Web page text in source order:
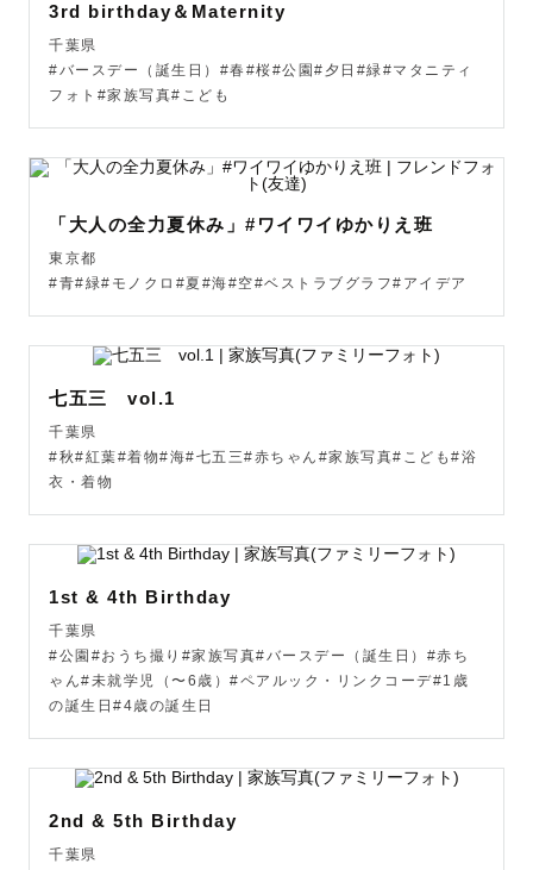
【写真に込める想い💌】
私自身写真を通して、
『この時こんな話をして笑ったっけ』
『この時こうだったよね』など
些細な出来事まで鮮明に覚えていたり、
たった１枚の写真を通してこんなにも懐かしさや出来事を
回想できること、
それが形に残って未来までずっと続くことがすごく素敵な
ことだと思っています。
写真を通してこんなにも目の前の出来事が、
大切な人が、過ごした時間が、色が、匂いが、
かけがえのないものなんだと。
将来見返した時に価値がまた上がります。
皆さんにとって大切な人と過ごした
この日の思い出が将来改めて見返した時に
「幸せ」と「笑顔」と言う名の
そんな気持ちを込めて撮影をしています...🌸
3rd birthday＆Maternity
千葉県
#バースデー（誕生日）#春#桜#公園#夕日#緑#マタニティ
フォト#家族写真#こども
「大人の全力夏休み」#ワイワイゆかりえ班
東京都
#青#緑#モノクロ#夏#海#空#ベストラブグラフ#アイデア
七五三 vol.1
千葉県
#秋#紅葉#着物#海#七五三#赤ちゃん#家族写真#こども#浴
衣・着物
1st & 4th Birthday
千葉県
#公園#おうち撮り#家族写真#バースデー（誕生日）#赤ち
ゃん#未就学児（〜6歳）#ペアルック・リンクコーデ#1歳
の誕生日#4歳の誕生日
2nd & 5th Birthday
千葉県